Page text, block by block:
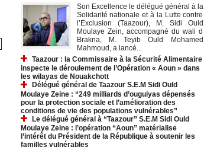
Son Excellence le délégué général à la
Solidarité nationale et à la Lutte contre
l’Exclusion (Taazour), M. Sidi Ould
Moulaye Zein, accompagné du wali d
Brakna, M. Teyib Ould Mohamed
Mahmoud, a lancé...
Taazour : la Commissaire à la Sécurité Alimentaire
inspecte le déroulement de l’Opération « Aoun » dans
les wilayas de Nouakchott
Délégué général de Taazour S.E.M Sidi Ould
Moulaye Zeine : “249 milliards d’ouguiyas dépensés
pour la protection sociale et l’amélioration des
conditions de vie des populations vulnérables”
Le délégué général à “Taazour” S.E.M Sidi Ould
Moulaye Zeine : l’opération “Aoun” matérialise
l’intérêt du Président de la République à soutenir les
familles vulnérables